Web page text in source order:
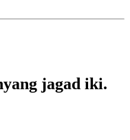
jagad iki.